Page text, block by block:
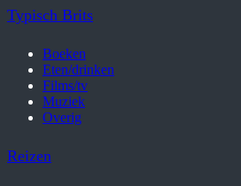
Typisch Brits
Boeken
Eten/drinken
Films/tv
Muziek
Overig
Reizen